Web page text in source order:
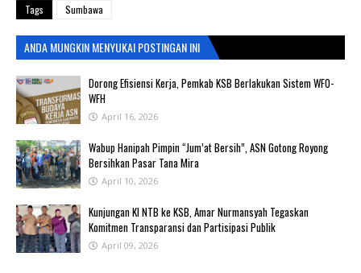
Tags Sumbawa
ANDA MUNGKIN MENYUKAI POSTINGAN INI
‎Dorong Efisiensi Kerja, Pemkab KSB Berlakukan Sistem WFO-
WFH ‎
April 16, 2026
Wabup Hanipah Pimpin “Jum’at Bersih”, ASN Gotong Royong
Bersihkan Pasar Tana Mira
April 10, 2026
Kunjungan KI NTB ke KSB, Amar Nurmansyah Tegaskan
Komitmen Transparansi dan Partisipasi Publik
April 09, 2026